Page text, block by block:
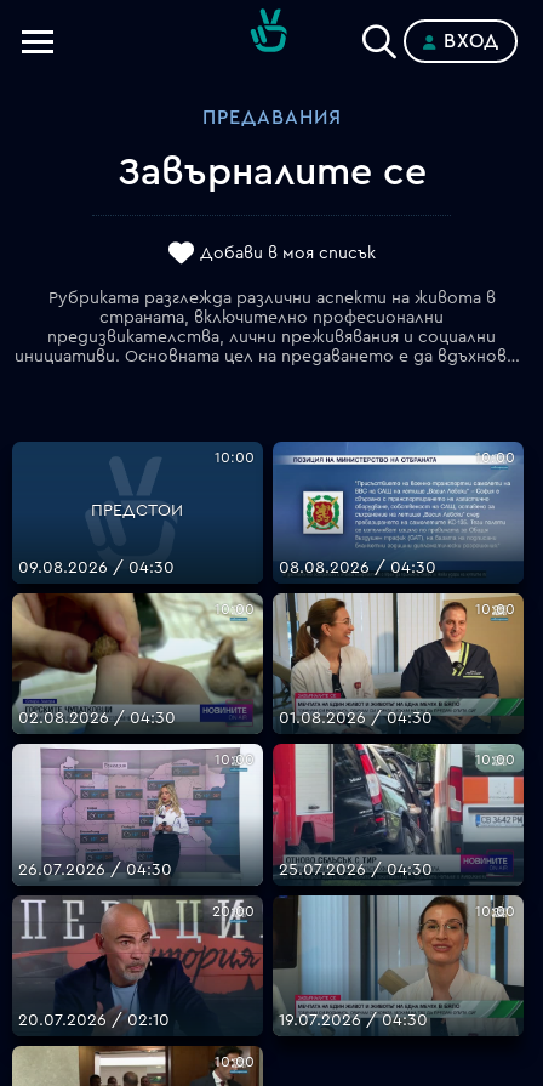
VOYO
ВХОД
ПРЕДАВАНИЯ
Завърналите се
Добави в моя списък
Рубриката разглежда различни аспекти на живота в
страната, включително професионални
предизвикателства, лични преживявания и социални
инициативи. Основната цел на предаването е да вдъхнови зрителите чрез примери за успешни завръщания и смели решения за живот в родината.
ПРЕДСТОИ
10:00
09.08.2026 / 04:30
10:00
08.08.2026 / 04:30
10:00
02.08.2026 / 04:30
10:00
01.08.2026 / 04:30
10:00
26.07.2026 / 04:30
10:00
25.07.2026 / 04:30
20:00
20.07.2026 / 02:10
10:00
19.07.2026 / 04:30
10:00